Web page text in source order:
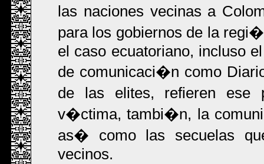
las naciones vecinas a
para los gobiernos de la
el caso ecuatoriano, incluso
de comunicaci�n como
de las elites, refieren ese
v�ctima, tambi�n, la
as� como las secuelas
vecinos.